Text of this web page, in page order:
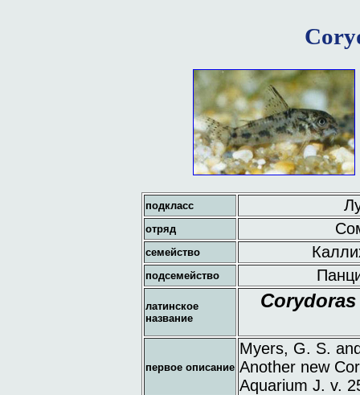
подкласс
отряд
семейство
подсемейство
латинское
название
первое описание
Myers, G. S.
Another new
Aquarium J. v.